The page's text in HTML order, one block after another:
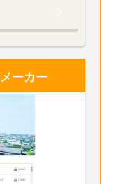
メーカー